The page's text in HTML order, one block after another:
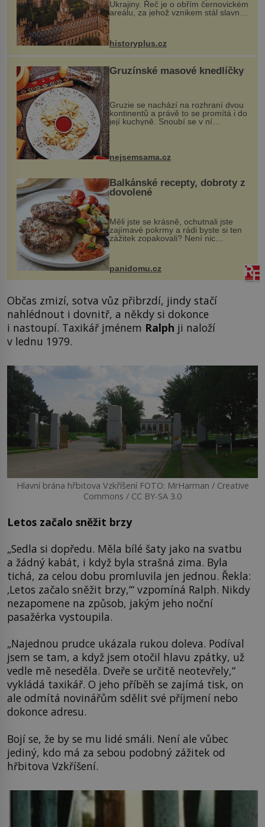
Ukrajiny. Řeč je o obřím černovickém
areálu, za jehož vznikem stál slavný
český architekt Josef Hlávka. Ten si
na něm dal mimořádně záležet. Jeho
historyplus.cz
Gruzínské masové knedlíčky
Gruzie se nachází na rozhraní dvou
kontinentů a právě to se promítá i do
její kuchyně. Snoubí se v ní
evropské a asijské chutě a díky tomu
pokrmy, které rozhodně st...
nejsemsama.cz
Balkánské recepty, dobroty z
dovolené
Měli jste se krásně, ochutnali jste
zajímavé pokrmy a rádi byste si ten
zážitek zopakovali? Není nic
snazšího. Pljeskavica (10 porcí)
Možná jste ji ochutnali na dovolené v
bývalé Jugoslávii, lze ji vi...
panidomu.cz
Občas zmizí, sotva vůz přibrzdí, jindy stačí
nahlédnout i dovnitř, a někdy si dokonce
i nastoupí. Taxikář jménem Ralph ji naloží
v lednu 1979.
Hlavní brána hřbitova Vzkříšení FOTO: MrHarman / Creative
Commons / CC BY-SA 3.0
Letos začalo sněžit brzy
„Sedla si dopředu. Měla bílé šaty jako na svatbu
a žádný kabát, i když byla strašná zima. Byla
tichá, za celou dobu promluvila jen jednou. Řekla:
‚Letos začalo sněžit brzy,‘“ vzpomíná Ralph. Nikdy
nezapomene na způsob, jakým jeho noční
pasažérka vystoupila.
„Najednou prudce ukázala rukou doleva. Podíval
jsem se tam, a když jsem otočil hlavu zpátky, už
vedle mě neseděla. Dveře se určitě neotevřely,“
vykládá taxikář. O jeho příběh se zajímá tisk, on
ale odmítá novinářům sdělit své příjmení nebo
dokonce adresu.
Bojí se, že by se mu lidé smáli. Není ale vůbec
jediný, kdo má za sebou podobný zážitek od
hřbitova Vzkříšení.